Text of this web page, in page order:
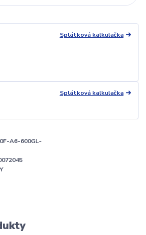
Splátková kalkulačka
Splátková kalkulačka
A6-600GL-